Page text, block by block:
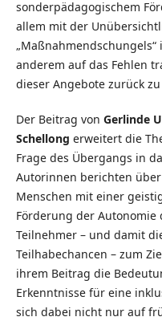
sonderpädagogischem
allem mit der
anderem auf das Fehlen
dieser Angebote zurück
Der Beitrag von Gerlinde
Schellong erweitert die
Frage des Übergangs in
Autorinnen berichten
Menschen mit einer
Förderung der
Teilnehmer – und damit
Teilhabechancen – zum
ihrem Beitrag die
Erkenntnisse für eine
sich dabei nicht nur auf